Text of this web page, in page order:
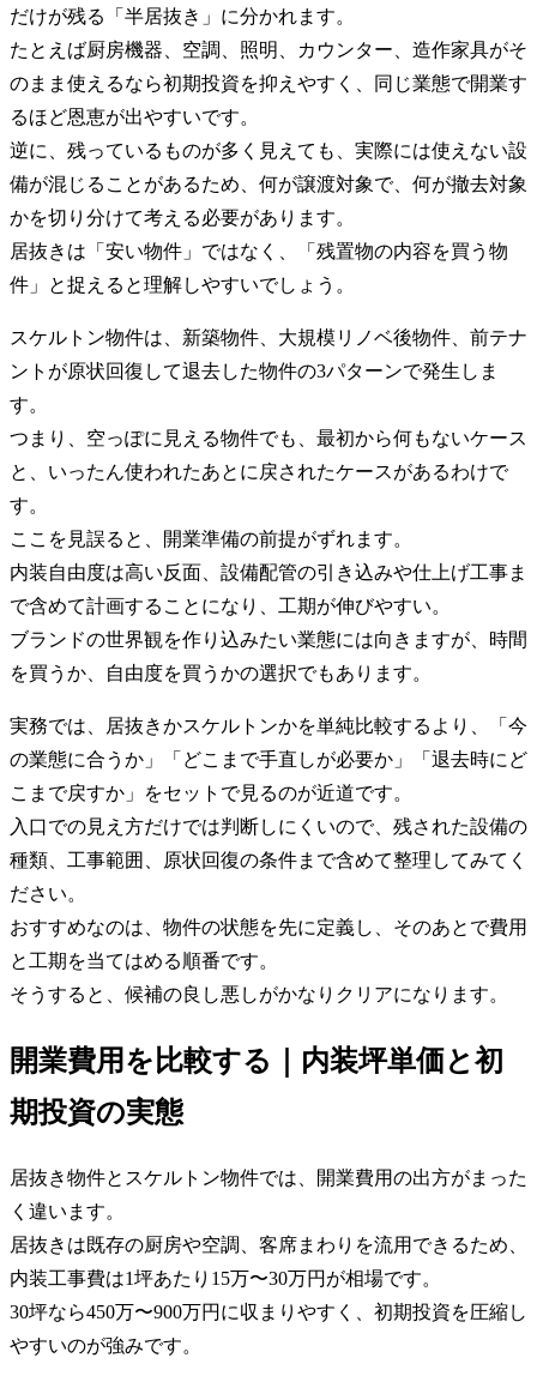
だけが残る「半居抜き」に分かれます。
たとえば厨房機器、空調、照明、カウンター、造作家具がそ
のまま使えるなら初期投資を抑えやすく、同じ業態で開業す
るほど恩恵が出やすいです。
逆に、残っているものが多く見えても、実際には使えない設
備が混じることがあるため、何が譲渡対象で、何が撤去対象
かを切り分けて考える必要があります。
居抜きは「安い物件」ではなく、「残置物の内容を買う物
件」と捉えると理解しやすいでしょう。
スケルトン物件は、新築物件、大規模リノベ後物件、前テナ
ントが原状回復して退去した物件の3パターンで発生しま
す。
つまり、空っぽに見える物件でも、最初から何もないケース
と、いったん使われたあとに戻されたケースがあるわけで
す。
ここを見誤ると、開業準備の前提がずれます。
内装自由度は高い反面、設備配管の引き込みや仕上げ工事ま
で含めて計画することになり、工期が伸びやすい。
ブランドの世界観を作り込みたい業態には向きますが、時間
を買うか、自由度を買うかの選択でもあります。
実務では、居抜きかスケルトンかを単純比較するより、「今
の業態に合うか」「どこまで手直しが必要か」「退去時にど
こまで戻すか」をセットで見るのが近道です。
入口での見え方だけでは判断しにくいので、残された設備の
種類、工事範囲、原状回復の条件まで含めて整理してみてく
ださい。
おすすめなのは、物件の状態を先に定義し、そのあとで費用
と工期を当てはめる順番です。
そうすると、候補の良し悪しがかなりクリアになります。
開業費用を比較する｜内装坪単価と初
期投資の実態
居抜き物件とスケルトン物件では、開業費用の出方がまった
く違います。
居抜きは既存の厨房や空調、客席まわりを流用できるため、
内装工事費は1坪あたり15万〜30万円が相場です。
30坪なら450万〜900万円に収まりやすく、初期投資を圧縮し
やすいのが強みです。